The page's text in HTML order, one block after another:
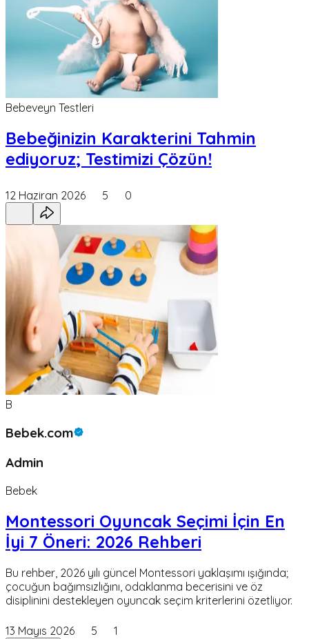
Bebeveyn Testleri
Bebeğinizin Karakterini Tahmin
ediyoruz; Testimizi Çözün!
12 Haziran 2026 5 0
B
Bebek.com
Admin
Bebek
Montessori Oyuncak Seçimi İçin En
İyi 7 Öneri: 2026 Rehberi
Bu rehber, 2026 yılı güncel Montessori yaklaşımı ışığında;
çocuğun bağımsızlığını, odaklanma becerisini ve öz
disiplinini destekleyen oyuncak seçim kriterlerini özetliyor.
13 Mayıs 2026 5 1